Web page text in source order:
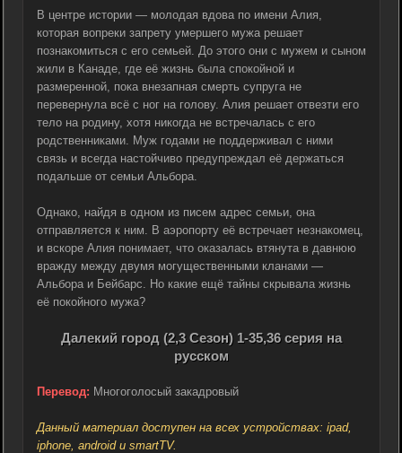
В центре истории — молодая вдова по имени Алия,
которая вопреки запрету умершего мужа решает
познакомиться с его семьей. До этого они с мужем и сыном
жили в Канаде, где её жизнь была спокойной и
размеренной, пока внезапная смерть супруга не
перевернула всё с ног на голову. Алия решает отвезти его
тело на родину, хотя никогда не встречалась с его
родственниками. Муж годами не поддерживал с ними
связь и всегда настойчиво предупреждал её держаться
подальше от семьи Альбора.
Однако, найдя в одном из писем адрес семьи, она
отправляется к ним. В аэропорту её встречает незнакомец,
и вскоре Алия понимает, что оказалась втянута в давнюю
вражду между двумя могущественными кланами —
Альбора и Бейбарс. Но какие ещё тайны скрывала жизнь
её покойного мужа?
Далекий город (2,3 Сезон) 1-35,36 серия на
русском
Перевод: Многоголосый закадровый
Данный материал доступен на всех устройствах: ipad,
iphone, android и smartTV.